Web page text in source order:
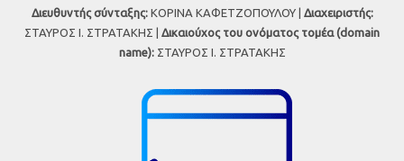
Διευθυντής σύνταξης:ΚΟΡΙΝΑ ΚΑΦΕΤΖΟΠΟΥΛΟΥ | Διαχειριστής:
ΣΤΑΥΡΟΣ Ι. ΣΤΡΑΤΑΚΗΣ | Δικαιούχος του ονόματος τομέα (domain
name):ΣΤΑΥΡΟΣ Ι. ΣΤΡΑΤΑΚΗΣ